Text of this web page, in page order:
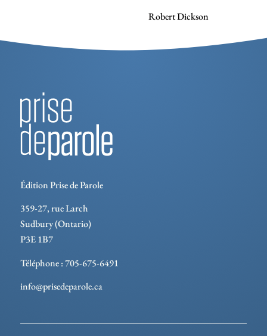
Robert Dickson
Édition Prise de Parole
359-27, rue Larch
Sudbury (Ontario)
P3E 1B7
Téléphone : 705-675-6491
info@prisedeparole.ca